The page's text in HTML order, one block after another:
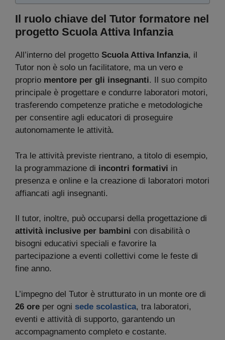
Il ruolo chiave del Tutor formatore nel
progetto Scuola Attiva Infanzia
All’interno del progetto Scuola Attiva Infanzia, il
Tutor non è solo un facilitatore, ma un vero e
proprio mentore per gli insegnanti. Il suo compito
principale è progettare e condurre laboratori motori,
trasferendo competenze pratiche e metodologiche
per consentire agli educatori di proseguire
autonomamente le attività.
Tra le attività previste rientrano, a titolo di esempio,
la programmazione di incontri formativi in
presenza e online e la creazione di laboratori motori
affiancati agli insegnanti.
Il tutor, inoltre, può occuparsi della progettazione di
attività inclusive per bambini con disabilità o
bisogni educativi speciali e favorire la
partecipazione a eventi collettivi come le feste di
fine anno.
L’impegno del Tutor è strutturato in un monte ore di
26 ore per ogni sede scolastica, tra laboratori,
eventi e attività di supporto, garantendo un
accompagnamento completo e costante.